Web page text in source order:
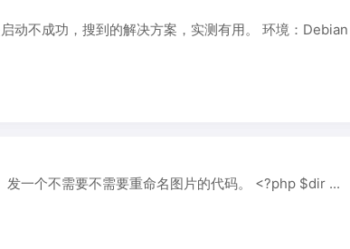
动不成功，搜到的解决方案，实测有用。 环境：Debian
想文章的图片调用随机图片，找了很多代码，都需要手工重命名好图片。 发一个不需要不需要重命名图片的代码。 <?php $dir ...